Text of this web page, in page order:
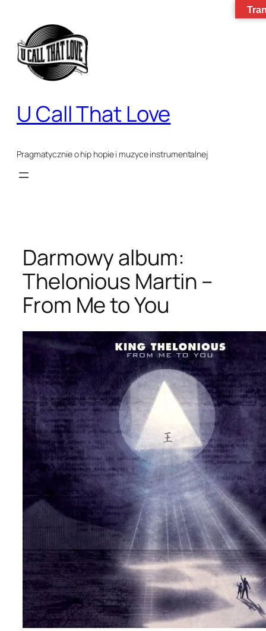
treści
U Call That Love
Pragmatycznie o hip hopie i muzyce instrumentalnej
Darmowy album:
Thelonious Martin –
From Me to You